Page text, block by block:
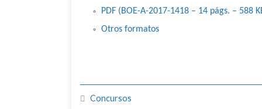
PDF (BOE-A-2017-1418 – 14 págs. – 588
Otros formatos
Concursos